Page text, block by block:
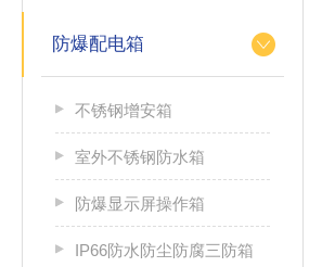
防爆配电箱
不锈钢增安箱
室外不锈钢防水箱
防爆显示屏操作箱
IP66防水防尘防腐三防箱